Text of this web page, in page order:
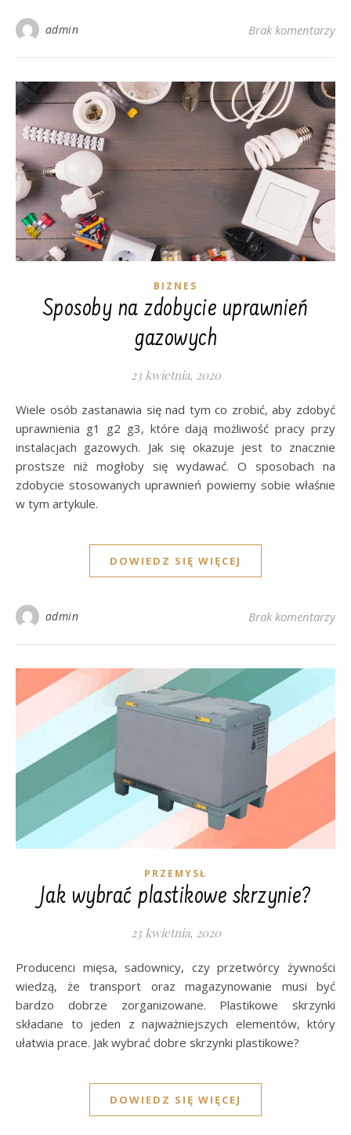
admin Brak komentarzy
BIZNES
Sposoby na zdobycie uprawnień
gazowych
23 kwietnia, 2020
Wiele osób zastanawia się nad tym co zrobić, aby zdobyć
uprawnienia g1 g2 g3, które dają możliwość pracy przy
instalacjach gazowych. Jak się okazuje jest to znacznie
prostsze niż mogłoby się wydawać. O sposobach na
zdobycie stosowanych uprawnień powiemy sobie właśnie
w tym artykule.
DOWIEDZ SIĘ WIĘCEJ
admin Brak komentarzy
PRZEMYSŁ
Jak wybrać plastikowe skrzynie?
23 kwietnia, 2020
Producenci mięsa, sadownicy, czy przetwórcy żywności
wiedzą, że transport oraz magazynowanie musi być
bardzo dobrze zorganizowane. Plastikowe skrzynki
składane to jeden z najważniejszych elementów, który
ułatwia prace. Jak wybrać dobre skrzynki plastikowe?
DOWIEDZ SIĘ WIĘCEJ